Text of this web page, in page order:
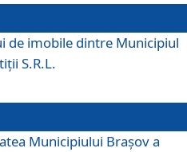
de imobile dintre Municipiul
S.R.L.
Municipiului Braşov a